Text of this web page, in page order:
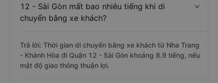
12 - Sài Gòn mất bao nhiêu tiếng khi di
chuyển bằng xe khách?
Trả lời: Thời gian di chuyển bằng xe khách từ Nha Trang
- Khánh Hòa đi Quận 12 - Sài Gòn khoảng 8.9 tiếng, nếu
mật độ giao thông thuận lợi.